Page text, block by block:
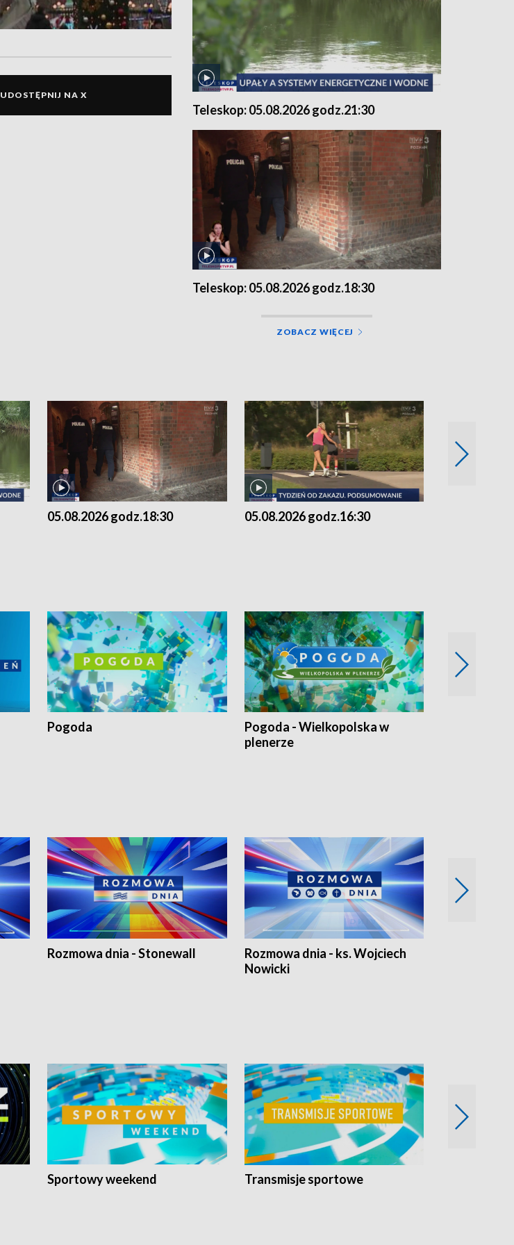
UDOSTĘPNIJ NA X
Teleskop: 05.08.2026 godz.21:30
Teleskop: 05.08.2026 godz.18:30
ZOBACZ WIĘCEJ
05.08.2026 godz.18:30 05.08.2026 godz.16:30
Pogoda
Pogoda - Wielkopolska w
plenerze
Rozmowa dnia - Stonewall
Rozmowa dnia - ks. Wojciech
Nowicki
Sportowy weekend Transmisje sportowe